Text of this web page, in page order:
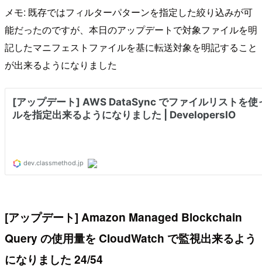
メモ: 既存ではフィルターパターンを指定した絞り込みが可
能だったのですが、本日のアップデートで対象ファイルを明
記したマニフェストファイルを基に転送対象を明記すること
が出来るようになりました
[アップデート] Amazon Managed Blockchain
Query の使用量を CloudWatch で監視出来るよう
になりました 24/54